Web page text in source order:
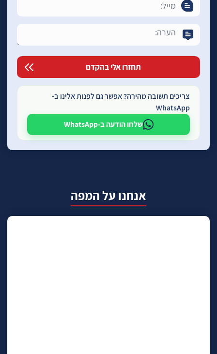
צריכים תשובה מהירה? אפשר גם לפנות אלינו ב-
WhatsApp
שלחו הודעה ב-WhatsApp
אנחנו על המפה